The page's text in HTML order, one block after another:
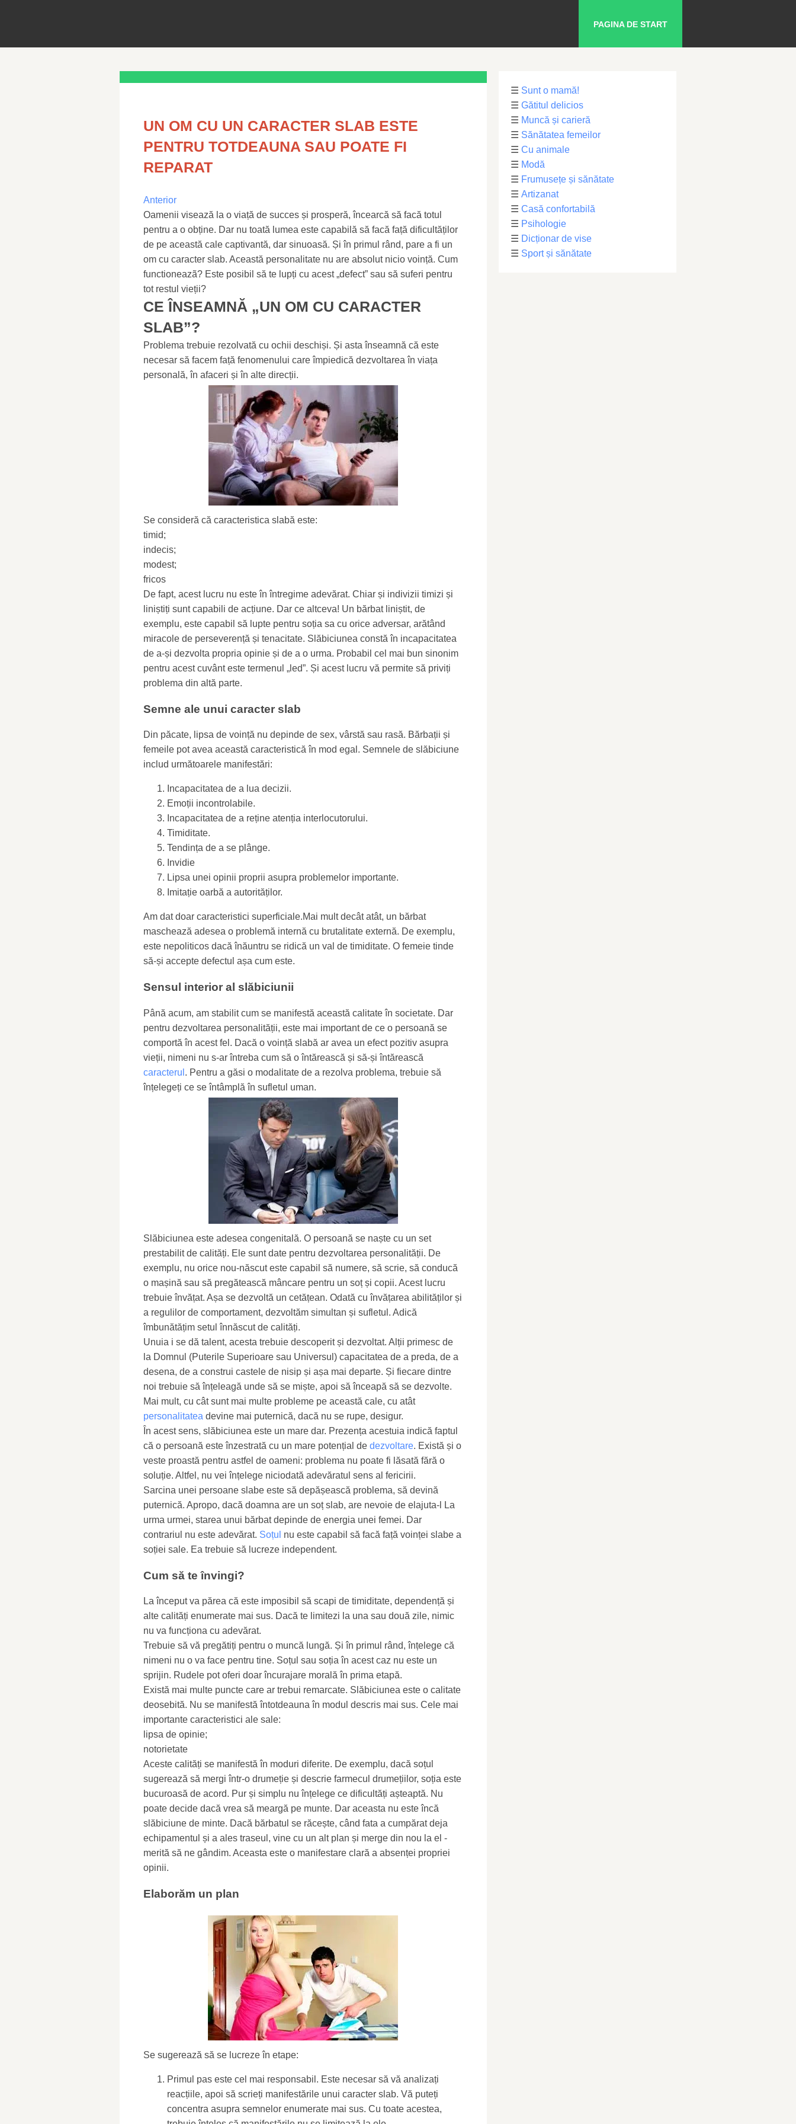
PAGINA DE START
UN OM CU UN CARACTER SLAB ESTE
PENTRU TOTDEAUNA SAU POATE FI
REPARAT
Anterior
Oamenii visează la o viață de succes și prosperă, încearcă să facă totul
pentru a o obține. Dar nu toată lumea este capabilă să facă față dificultăților
de pe această cale captivantă, dar sinuoasă. Și în primul rând, pare a fi un
om cu caracter slab. Această personalitate nu are absolut nicio voință. Cum
functioneazã? Este posibil să te lupți cu acest „defect” sau să suferi pentru
tot restul vieții?
CE ÎNSEAMNĂ „UN OM CU CARACTER
SLAB”?
Problema trebuie rezolvată cu ochii deschiși. Și asta înseamnă că este
necesar să facem față fenomenului care împiedică dezvoltarea în viața
personală, în afaceri și în alte direcții.
Se consideră că caracteristica slabă este:
timid;
indecis;
modest;
fricos
De fapt, acest lucru nu este în întregime adevărat. Chiar și indivizii timizi și
liniștiți sunt capabili de acțiune. Dar ce altceva! Un bărbat liniștit, de
exemplu, este capabil să lupte pentru soția sa cu orice adversar, arătând
miracole de perseverență și tenacitate. Slăbiciunea constă în incapacitatea
de a-și dezvolta propria opinie și de a o urma. Probabil cel mai bun sinonim
pentru acest cuvânt este termenul „led”. Și acest lucru vă permite să priviți
problema din altă parte.
Semne ale unui caracter slab
Din păcate, lipsa de voință nu depinde de sex, vârstă sau rasă. Bărbații și
femeile pot avea această caracteristică în mod egal. Semnele de slăbiciune
includ următoarele manifestări:
Incapacitatea de a lua decizii.
Emoții incontrolabile.
Incapacitatea de a reține atenția interlocutorului.
Timiditate.
Tendința de a se plânge.
Invidie
Lipsa unei opinii proprii asupra problemelor importante.
Imitație oarbă a autorităților.
Am dat doar caracteristici superficiale.Mai mult decât atât, un bărbat
maschează adesea o problemă internă cu brutalitate externă. De exemplu,
este nepoliticos dacă înăuntru se ridică un val de timiditate. O femeie tinde
să-și accepte defectul așa cum este.
Sensul interior al slăbiciunii
Până acum, am stabilit cum se manifestă această calitate în societate. Dar
pentru dezvoltarea personalității, este mai important de ce o persoană se
comportă în acest fel. Dacă o voință slabă ar avea un efect pozitiv asupra
vieții, nimeni nu s-ar întreba cum să o întărească și să-și întărească
caracterul . Pentru a găsi o modalitate de a rezolva problema, trebuie să
înțelegeți ce se întâmplă în sufletul uman.
Slăbiciunea este adesea congenitală. O persoană se naște cu un set
prestabilit de calități. Ele sunt date pentru dezvoltarea personalității. De
exemplu, nu orice nou-născut este capabil să numere, să scrie, să conducă
o mașină sau să pregătească mâncare pentru un soț și copii. Acest lucru
trebuie învățat. Așa se dezvoltă un cetățean. Odată cu învățarea abilităților și
a regulilor de comportament, dezvoltăm simultan și sufletul. Adică
îmbunătățim setul înnăscut de calități.
Unuia i se dă talent, acesta trebuie descoperit și dezvoltat. Alții primesc de
la Domnul (Puterile Superioare sau Universul) capacitatea de a preda, de a
desena, de a construi castele de nisip și așa mai departe. Și fiecare dintre
noi trebuie să înțeleagă unde să se miște, apoi să înceapă să se dezvolte.
Mai mult, cu cât sunt mai multe probleme pe această cale, cu atât
personalitatea devine mai puternică, dacă nu se rupe, desigur.
În acest sens, slăbiciunea este un mare dar. Prezența acestuia indică faptul
că o persoană este înzestrată cu un mare potențial de dezvoltare. Există și o
veste proastă pentru astfel de oameni: problema nu poate fi lăsată fără o
soluție. Altfel, nu vei înțelege niciodată adevăratul sens al fericirii.
Sarcina unei persoane slabe este să depășească problema, să devină
puternică. Apropo, dacă doamna are un soț slab, are nevoie de elajuta-l La
urma urmei, starea unui bărbat depinde de energia unei femei. Dar
contrariul nu este adevărat. Soțul nu este capabil să facă față voinței slabe a
soției sale. Ea trebuie să lucreze independent.
Cum să te învingi?
La început va părea că este imposibil să scapi de timiditate, dependență și
alte calități enumerate mai sus. Dacă te limitezi la una sau două zile, nimic
nu va funcționa cu adevărat.
Trebuie să vă pregătiți pentru o muncă lungă. Și în primul rând, înțelege că
nimeni nu o va face pentru tine. Soțul sau soția în acest caz nu este un
sprijin. Rudele pot oferi doar încurajare morală în prima etapă.
Există mai multe puncte care ar trebui remarcate. Slăbiciunea este o calitate
deosebită. Nu se manifestă întotdeauna în modul descris mai sus. Cele mai
importante caracteristici ale sale:
lipsa de opinie;
notorietate
Aceste calități se manifestă în moduri diferite. De exemplu, dacă soțul
sugerează să mergi într-o drumeție și descrie farmecul drumețiilor, soția este
bucuroasă de acord. Pur și simplu nu înțelege ce dificultăți așteaptă. Nu
poate decide dacă vrea să meargă pe munte. Dar aceasta nu este încă
slăbiciune de minte. Dacă bărbatul se răcește, când fata a cumpărat deja
echipamentul și a ales traseul, vine cu un alt plan și merge din nou la el -
merită să ne gândim. Aceasta este o manifestare clară a absenței propriei
opinii.
Elaborăm un plan
Se sugerează să se lucreze în etape:
Primul pas este cel mai responsabil. Este necesar să vă analizați
reacțiile, apoi să scrieți manifestările unui caracter slab. Vă puteți
concentra asupra semnelor enumerate mai sus. Cu toate acestea,
☰ Sunt o mamă!
☰ Gătitul delicios
☰ Muncă și carieră
☰ Sănătatea femeilor
☰ Cu animale
☰ Modă
☰ Frumusețe și sănătate
☰ Artizanat
☰ Casă confortabilă
☰ Psihologie
☰ Dicționar de vise
☰ Sport și sănătate